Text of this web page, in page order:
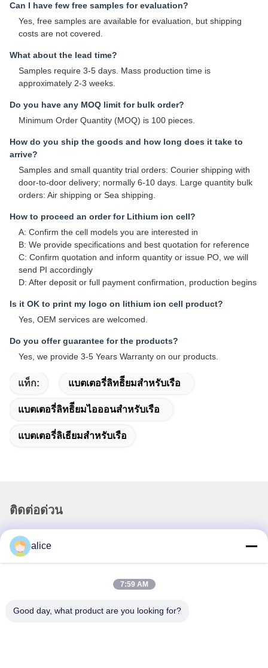
Can I have few free samples for evaluation?
Yes, free samples are available for evaluation, but shipping
costs are not covered.
What about the lead time?
Samples require 3-5 days. Mass production time is
approximately 2-3 weeks.
Do you have any MOQ limit for bulk order?
Minimum Order Quantity (MOQ) is 100 pieces.
How do you ship the goods and how long does it take to
arrive?
Samples and small quantity trial orders: Courier shipping with
door-to-door delivery; normally 6-10 days. Large quantity bulk
orders: Air shipping or Sea shipping.
How to proceed an order for Lithium ion cell?
A: Confirm the cell models you are interested in
B: We provide specifications and best quotation for reference
C: Confirm quotation and inform quantity or issue PO, we will
send PI accordingly
D: After deposit or full payment confirmation, production begins
Is it OK to print my logo on lithium ion cell product?
Yes, OEM services are welcomed.
Do you offer guarantee for the products?
Yes, we provide 3-5 Years Warranty on our products.
แท็ก: แบตเตอรี่ลิทธิียมสําหรับเรือ
แบตเตอรี่ลิทธิียมไอออนสําหรับเรือ
แบตเตอรี่ลิเธียมสำหรับเรือ
ติดต่อด่วน
ที่อยู่
86-632-8059888
alice
7:59 AM
Good day, what product are you looking for?